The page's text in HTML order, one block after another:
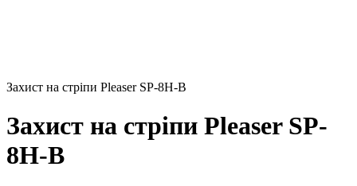
Захист на стріпи Pleaser SP-8H-B
Захист на стріпи Pleaser SP-
8H-B